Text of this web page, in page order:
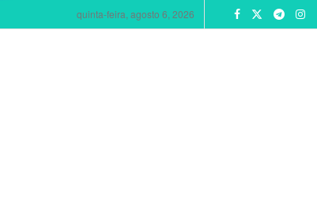
quinta-feira, agosto 6, 2026